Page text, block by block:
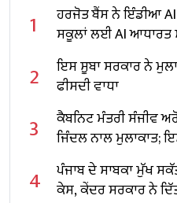
1
ਹਰਜੋਤ ਬੈਂਸ ਨੇ ਇੰਡੀਆ
ਸਕੂਲਾਂ ਲਈ AI ਆਧਾਰਤ
2
ਇਸ ਸੂਬਾ ਸਰਕਾਰ ਨੇ
ਫੀਸਦੀ ਵਾਧਾ
3
ਕੈਬਨਿਟ ਮੰਤਰੀ ਸੰਜੀਵ
ਜਿੰਦਲ ਨਾਲ ਮੁਲਾਕਾਤ;
ਨਿਵੇਸ਼ ਦਾ ਐਲਾਨ
4
ਪੰਜਾਬ ਦੇ ਸਾਬਕਾ ਮੁੱਖ
ਕੇਸ, ਕੇਂਦਰ ਸਰਕਾਰ ਨੇ